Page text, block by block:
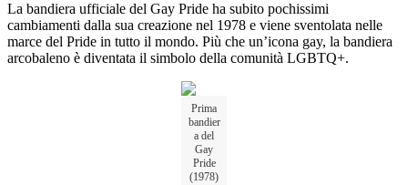
La bandiera ufficiale del Gay Pride ha subito pochissimi
cambiamenti dalla sua creazione nel 1978 e viene sventolata nelle
marce del Pride in tutto il mondo. Più che un’icona gay, la bandiera
arcobaleno è diventata il simbolo della comunità LGBTQ+.
Prima
bandier
a del
Gay
Pride
(1978)